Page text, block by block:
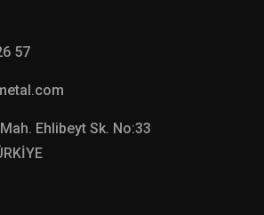
57
Ehlibeyt Sk. No:33